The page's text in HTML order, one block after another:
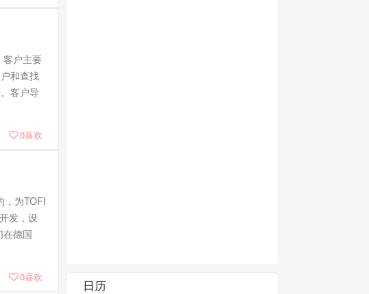
客户主要
和查找
客户导
0喜欢
，为TOFI
发，设
德国
0喜欢 日历